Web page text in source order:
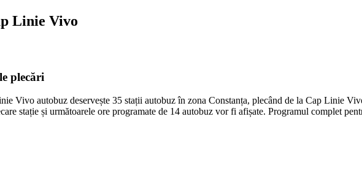
Linie Vivo
plecări
Vivo autobuz deservește 35 stații autobuz în zona Constanța, plecând de la Cap Linie
stație și următoarele ore programate de 14 autobuz vor fi afișate. Programul complet